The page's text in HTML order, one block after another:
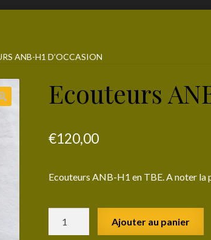
ANB-H1 D’OCCASION
Ecouteurs
€120,00
Ecouteurs ANB-H1 en TBE. A noter la
Ajouter au panier